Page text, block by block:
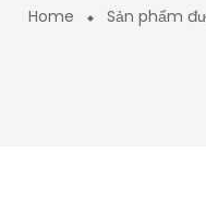
Home Sản phẩm